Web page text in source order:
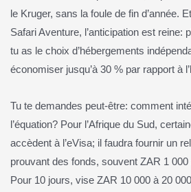
le Kruger, sans la foule de fin d’année.
Safari Aventure, l’anticipation est reine:
tu as le choix d’hébergements
économiser jusqu’à 30 % par rapport à
Tu te demandes peut-être: comment
l’équation? Pour l’Afrique du Sud,
accèdent à l’eVisa; il faudra fournir un
prouvant des fonds, souvent ZAR 1 000
Pour 10 jours, vise ZAR 10 000 à 20